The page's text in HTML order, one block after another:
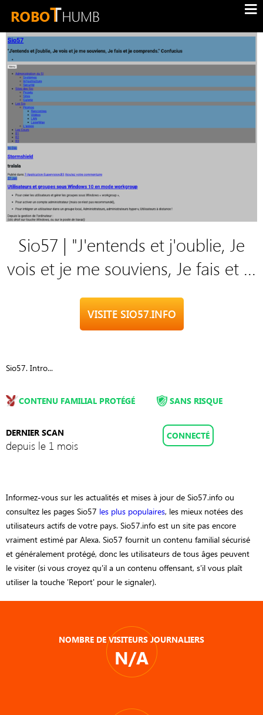
Sio57 | "J'entends et j'oublie, Je
vois et je me souviens, Je fais et ...
VISITE SIO57.INFO
Sio57. Intro...
CONTENU FAMILIAL PROTÉGÉ
DERNIER SCAN
depuis le 1 mois
SANS RISQUE
CONNECTÉ
Informez-vous sur les actualités et mises à jour de Sio57.info ou
consultez les pages Sio57 les plus populaires, les mieux notées des
utilisateurs actifs de votre pays. Sio57.info est un site pas encore
vraiment estimé par Alexa. Sio57 fournit un contenu familial sécurisé
et généralement protégé, donc les utilisateurs de tous âges peuvent
le visiter (si vous croyez qu'il a un contenu offensant, s'il vous plaît
utiliser la touche 'Report' pour le signaler).
NOMBRE DE VISITEURS JOURNALIERS
N/A